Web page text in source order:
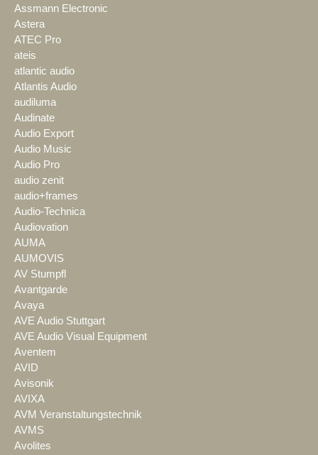
Assmann Electronic
Astera
ATEC Pro
ateis
atlantic audio
Atlantis Audio
audiluma
Audinate
Audio Export
Audio Music
Audio Pro
audio zenit
audio+frames
Audio-Technica
Audiovation
AUMA
AUMOVIS
AV Stumpfl
Avantgarde
Avaya
AVE Audio Stuttgart
AVE Audio Visual Equipment
Aventem
AVID
Avisonik
AVIXA
AVM Veranstaltungstechnik
AVMS
Avolites